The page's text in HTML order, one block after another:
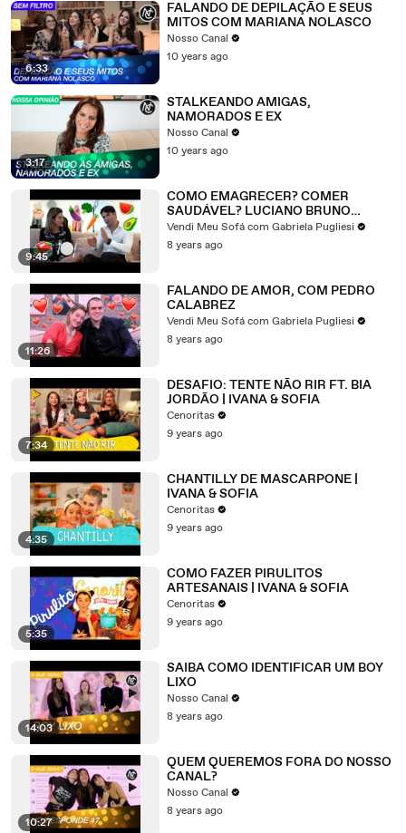
6:33
FALANDO DE DEPILAÇÃO E SEUS
MITOS COM MARIANA NOLASCO
Nosso Canal
10 years ago
3:17
STALKEANDO AMIGAS,
NAMORADOS E EX
Nosso Canal
10 years ago
9:45
COMO EMAGRECER? COMER
SAUDÁVEL? LUCIANO BRUNO
RESPONDE!
Vendi Meu Sofá com Gabriela Pugliesi
8 years ago
11:26
FALANDO DE AMOR, COM PEDRO
CALABREZ
Vendi Meu Sofá com Gabriela Pugliesi
8 years ago
7:34
DESAFIO: TENTE NÃO RIR FT. BIA
JORDÃO | IVANA & SOFIA
Cenoritas
9 years ago
4:35
CHANTILLY DE MASCARPONE |
IVANA & SOFIA
Cenoritas
9 years ago
5:35
COMO FAZER PIRULITOS
ARTESANAIS | IVANA & SOFIA
Cenoritas
9 years ago
14:03
SAIBA COMO IDENTIFICAR UM BOY
LIXO
Nosso Canal
8 years ago
10:27
QUEM QUEREMOS FORA DO NOSSO
CANAL?
Nosso Canal
8 years ago